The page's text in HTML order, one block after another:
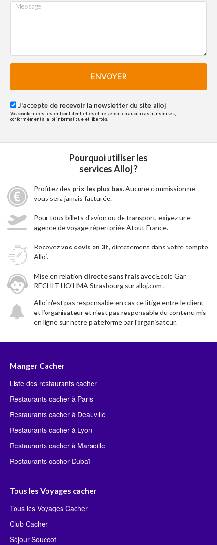
ENVOYER
J'accepte de recevoir la newsletter du site alloj
Vos coordonnées restent confidentielles et ne seront en aucun cas transmises,
conformément à la loi informatique et libertés.
Pourquoi utiliser les
services Alloj ?
Profitez des prix les plus bas. Aucune commission ne
vous sera jamais facturée.
Pour tous billets d'avion ou de transport, exigez une
agence de voyage répertoriée Atout France.
Recevezvos devis en 3h, directement dans votre compte
Alloj.
Mise en relation directe sans frais avec Ecole Gan
RECHIT HO'HMA Strasbourg sur alloj.com .
Alloj n'est pas responsable en cas de litige entre le client
et l’organisateur et n'est pas responsable du contenu mis
en ligne sur notre plateforme par l'organisateur.
Manger Cacher
Liste des restaurants cacher
Restaurants cacher à Paris
Restaurants cacher à Deauville
Restaurants cacher à Lyon
Restaurants cacher à Marseille
Restaurants cacher Dubaï
Tous les Voyages cacher
Tous les Voyages Cacher
Club Cacher
Séjour Souccot